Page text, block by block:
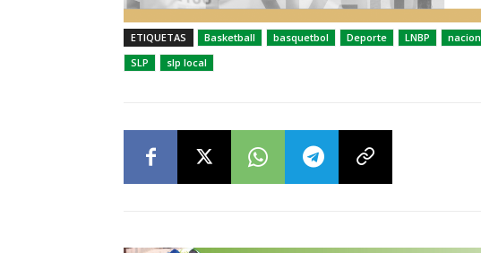
ETIQUETAS Basketball basquetbol Deporte LNBP
SLP
slp local